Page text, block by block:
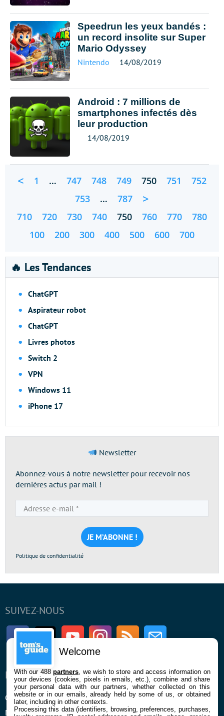
Speedrun les yeux bandés :
un record insolite sur Super
Mario Odyssey
Nintendo 14/08/2019
Android : 7 millions de
smartphones infectés dès
leur production
14/08/2019
< 1 … 747 748 749 750 751
752
753
… 787 >
710 720 730 740 750 760 770
780
100
200 300 400 500 600 700
🔥 Les Tendances
ChatGPT
Aspirateur robot
ChatGPT
Livres photos
Switch 2
VPN
Windows 11
iPhone 17
Newsletter
Abonnez-vous à notre newsletter pour recevoir nos
dernières actus par mail !
e-
mail
*
Politique de confidentialité
SUIVEZ-NOUS
FacebookTwitter Youtube InstagramRSS Newsletter
ENTREPRISE
Qui sommes nous
Mentions légales et CGU
À PROPOS
La rédaction
Contact
Welcome
With our 488partners , we wish to store and access information on
your devices (cookies, pixels in emails, etc.), combine and share
your personal data with our partners, whether collected on this
website or in our emails, already held by some of us, or obtained
later, including in other contexts.
Processing this data (identifiers, browsing, preferences, purchases,